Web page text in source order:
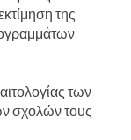
της
των
σχολών τους